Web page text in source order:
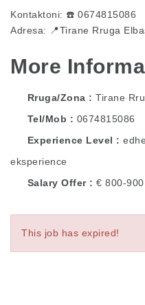
Kontaktoni: ☎️ 0674815086
Adresa: 📍Tirane Rruga
More
Rruga/Zona
Tirane
Tel/Mob
0674815086
Experience Level
eksperience
Salary Offer
€ 800-900
This job has expired!